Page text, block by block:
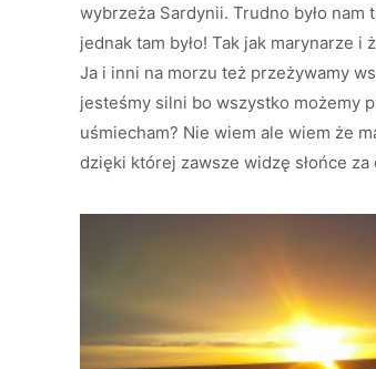
wybrzeża Sardynii. Trudno było nam
jednak tam było! Tak jak marynarze i
Ja i inni na morzu też przeżywamy
jesteśmy silni bo wszystko możemy
uśmiecham? Nie wiem ale wiem że
dzięki której zawsze widzę słońce za